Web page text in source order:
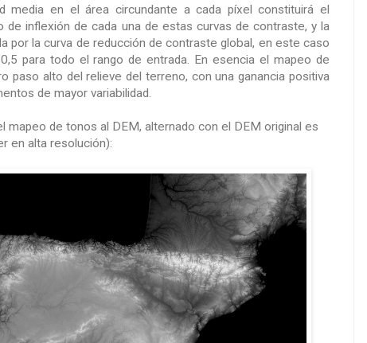
media en el área circundante a cada píxel constituirá el
de inflexión de cada una de estas curvas de contraste, y la
por la curva de reducción de contraste global, en este caso
para todo el rango de entrada. En esencia el mapeo de
paso alto del relieve del terreno, con una ganancia positiva
de mayor variabilidad.
mapeo de tonos al DEM, alternado con el DEM original es
en alta resolución):